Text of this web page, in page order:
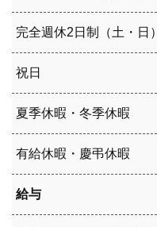
完全週休2日制（土・日）
祝日
夏季休暇・冬季休暇
有給休暇・慶弔休暇
給与